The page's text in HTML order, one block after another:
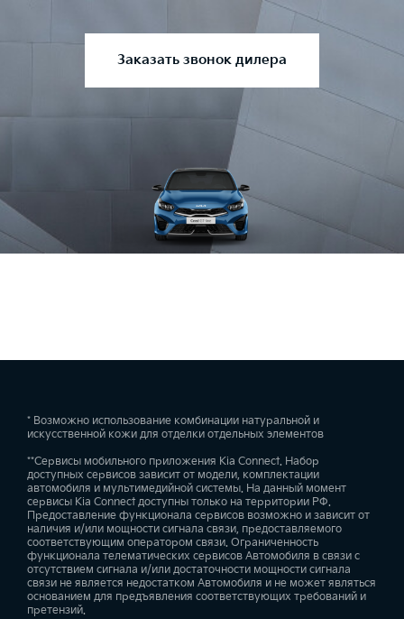
Заказать звонок дилера
* Возможно использование комбинации натуральной и
искусственной кожи для отделки отдельных элементов
**Сервисы мобильного приложения Kia Connect. Набор
доступных сервисов зависит от модели, комплектации
автомобиля и мультимедийной системы. На данный момент
сервисы Kia Connect доступны только на территории РФ.
Предоставление функционала сервисов возможно и зависит от
наличия и/или мощности сигнала связи, предоставляемого
соответствующим оператором связи. Ограниченность
функционала телематических сервисов Автомобиля в связи с
отсутствием сигнала и/или достаточности мощности сигнала
связи не является недостатком Автомобиля и не может являться
основанием для предъявления соответствующих требований и
претензий.